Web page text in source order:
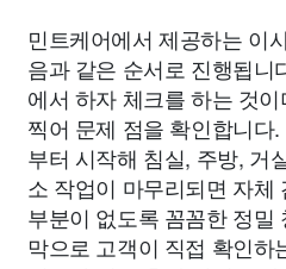
민트케어에서 제공하는 이
음과 같은 순서로 진행됩니
에서 하자 체크를 하는 것
찍어 문제 점을 확인합니다
부터 시작해 침실, 주방, 거
소 작업이 마무리되면 자체
부분이 없도록 꼼꼼한 정밀
막으로 고객이 직접 확인하